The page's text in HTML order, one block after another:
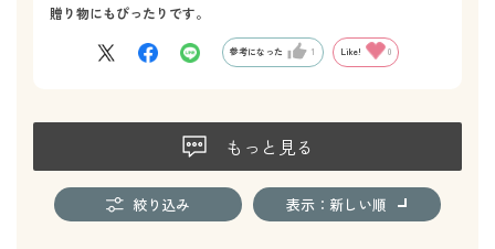
贈り物にもぴったりです。
参考になった 1 Like! 0
もっと見る
絞り込み 表示：新しい順